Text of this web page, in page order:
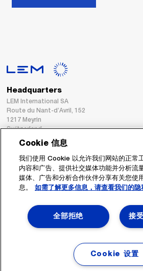
Headquarters
LEM International SA
Route du Nant-d’Avril, 152
1217 Meyrin
Switzerland
Fax : +41 22 794 94 78
Cookie 信息
我们使用 Cookie 以允许我们网站的正常
内容和广告、提供社交媒体功能并分析流
媒体、广告和分析合作伙伴分享有关您使
息。
如需了解更多信息，请查看我们的隐
接
全部拒绝
Cookie 设置